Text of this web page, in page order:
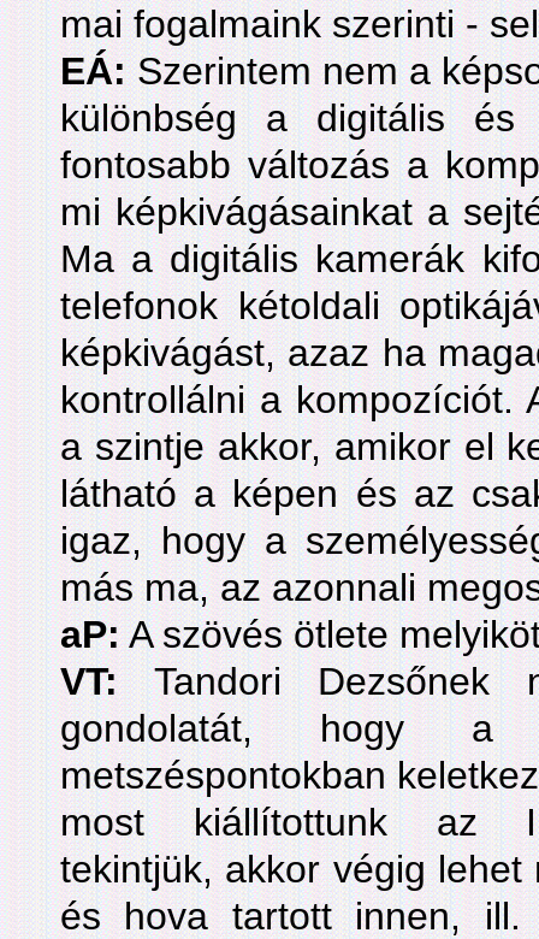
mai fogalmaink szerinti -
EÁ:Szerintem nem a
különbség a digitális
fontosabb változás a
mi képkivágásainkat a
Ma a digitális kamerák
telefonok kétoldali
képkivágást, azaz ha
kontrollálni a kompozíciót.
a szintje akkor, amikor el
látható a képen és az
igaz, hogy a
más ma, az azonnali
aP:A szövés ötlete
VT:Tandori Dezsőnek
gondolatát, hogy a
metszéspontokban
most kiállítottunk az
tekintjük, akkor végig
és hova tartott innen, ill.